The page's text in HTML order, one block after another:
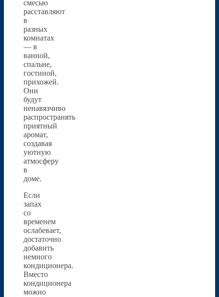
смесью
расставляют
в
разных
комнатах
— в
ванной,
спальне,
гостиной,
прихожей.
Они
будут
ненавязчиво
распространять
приятный
аромат,
создавая
уютную
атмосферу
в
доме.
Если
запах
со
временем
ослабевает,
достаточно
добавить
немного
кондиционера.
Вместо
кондиционера
можно